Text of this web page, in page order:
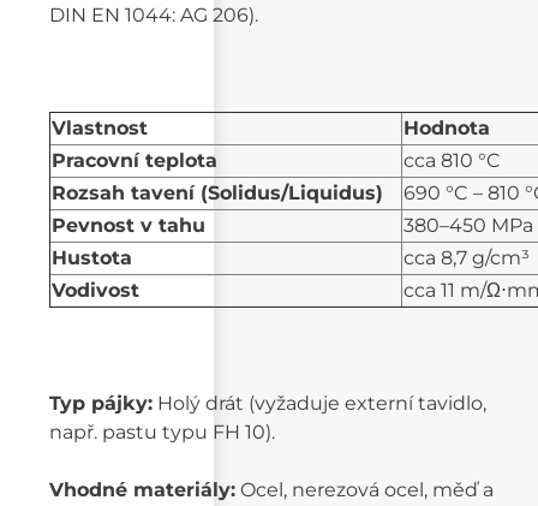
DIN EN 1044: AG 206).
Vlastnost
Hodnota
Pracovní teplota
cca 810 °C
Rozsah tavení (Solidus/Liquidus)
690 °C – 810
Pevnost v tahu
380–450
Hustota
cca 8,7 g/cm³
Vodivost
cca 11 m/
Typ pájky: Holý drát (vyžaduje externí tavidlo,
např. pastu typu FH 10).
Vhodné materiály: Ocel, nerezová ocel, měď a